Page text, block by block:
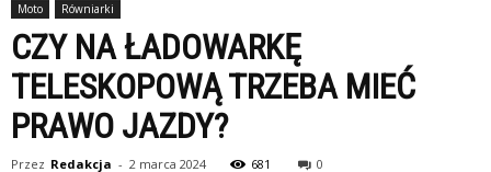
Moto Równiarki
CZY NA ŁADOWARKĘ
TELESKOPOWĄ TRZEBA MIEĆ
PRAWO JAZDY?
Przez Redakcja - 2 marca 2024 681 0